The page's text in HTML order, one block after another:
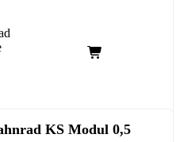
KS Modul 0,5